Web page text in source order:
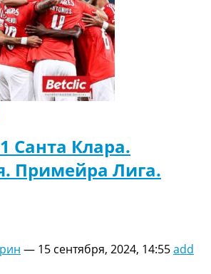
Санта Клара.
Примейра Лига.
— 15 сентября, 2024, 14:55add